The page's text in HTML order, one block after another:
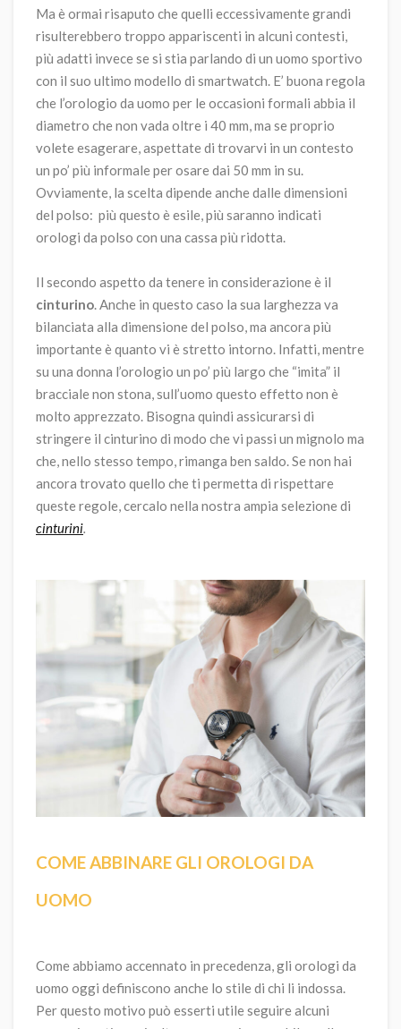
Ma è ormai risaputo che quelli eccessivamente grandi
risulterebbero troppo appariscenti in alcuni contesti,
più adatti invece se si stia parlando di un uomo sportivo
con il suo ultimo modello di smartwatch. E’ buona regola
che l’orologio da uomo per le occasioni formali abbia il
diametro che non vada oltre i 40 mm, ma se proprio
volete esagerare, aspettate di trovarvi in un contesto
un po’ più informale per osare dai 50 mm in su.
Ovviamente, la scelta dipende anche dalle dimensioni
del polso: più questo è esile, più saranno indicati
orologi da polso con una cassa più ridotta.
Il secondo aspetto da tenere in considerazione è il
cinturino. Anche in questo caso la sua larghezza va
bilanciata alla dimensione del polso, ma ancora più
importante è quanto vi è stretto intorno. Infatti, mentre
su una donna l’orologio un po’ più largo che “imita” il
bracciale non stona, sull’uomo questo effetto non è
molto apprezzato. Bisogna quindi assicurarsi di
stringere il cinturino di modo che vi passi un mignolo ma
che, nello stesso tempo, rimanga ben saldo. Se non hai
ancora trovato quello che ti permetta di rispettare
queste regole, cercalo nella nostra ampia selezione di
cinturini.
COME ABBINARE GLI OROLOGI DA
UOMO
Come abbiamo accennato in precedenza, gli orologi da
uomo oggi definiscono anche lo stile di chi li indossa.
Per questo motivo può esserti utile seguire alcuni